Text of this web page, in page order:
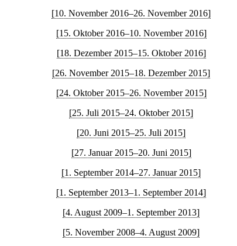
[10. November 2016–26. November 2016]
[15. Oktober 2016–10. November 2016]
[18. Dezember 2015–15. Oktober 2016]
[26. November 2015–18. Dezember 2015]
[24. Oktober 2015–26. November 2015]
[25. Juli 2015–24. Oktober 2015]
[20. Juni 2015–25. Juli 2015]
[27. Januar 2015–20. Juni 2015]
[1. September 2014–27. Januar 2015]
[1. September 2013–1. September 2014]
[4. August 2009–1. September 2013]
[5. November 2008–4. August 2009]